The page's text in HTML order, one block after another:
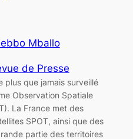
Mballo
de Presse
plus que jamais surveillé
Observation Spatiale
La France met des
SPOT, ainsi que des
partie des territoires